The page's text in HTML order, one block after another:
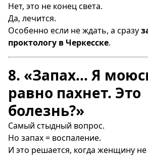
Нет, это не конец света.
Да, лечится.
Особенно если не ждать, а сразу
проктологу в Черкесске.
8. «Запах… Я
равно пахнет. Это
болезнь?»
Самый стыдный вопрос.
Но запах = воспаление.
И это решается, когда женщину